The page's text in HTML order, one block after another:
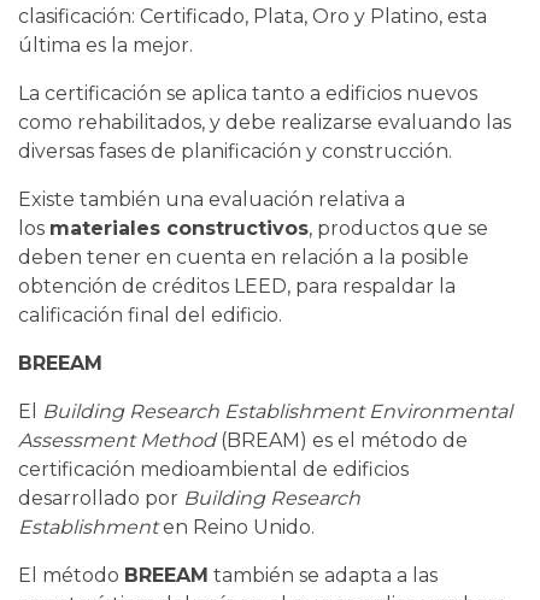
clasificación: Certificado, Plata, Oro y Platino, esta
última es la mejor.
La certificación se aplica tanto a edificios nuevos
como rehabilitados, y debe realizarse evaluando las
diversas fases de planificación y construcción.
Existe también una evaluación relativa a
los materiales constructivos, productos que se
deben tener en cuenta en relación a la posible
obtención de créditos LEED, para respaldar la
calificación final del edificio.
BREEAM
El
Building Research Establishment Environmental
Assessment Method(BREAM) es el método de
certificación medioambiental de edificios
desarrollado por Building Research
Establishmenten Reino Unido.
El método BREEAM también se adapta a las